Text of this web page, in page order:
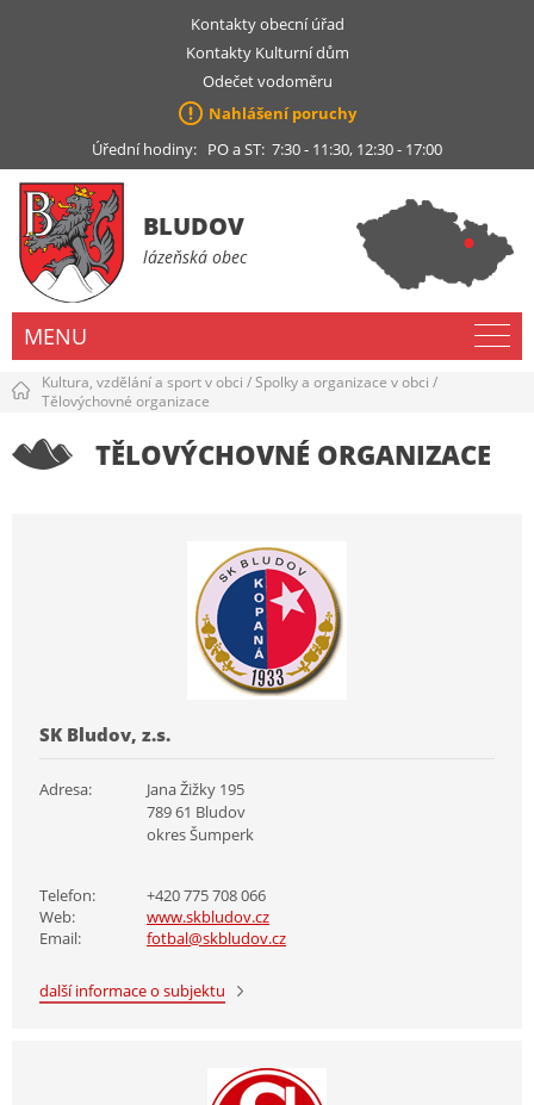
Kontakty obecní úřad
Kontakty Kulturní dům
Odečet vodoměru
Nahlášení poruchy
Úřední hodiny: PO a ST: 7:30 - 11:30, 12:30 - 17:00
BLUDOV
lázeňská obec
MENU
Kultura, vzdělání a sport v obci /Spolky a organizace v obci /
Tělovýchovné organizace
TĚLOVÝCHOVNÉ ORGANIZACE
SK Bludov, z.s.
Adresa:
Jana Žižky 195
789 61 Bludov
okres Šumperk
Telefon:
+420 775 708 066
Web:
www.skbludov.cz
Email:
fotbal@skbludov.cz
další informace o subjektu